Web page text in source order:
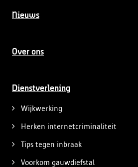
Nieuws
Over ons
Dienstverlening
Wijkwerking
Herken internetcriminaliteit
Tips tegen inbraak
Voorkom gauwdiefstal